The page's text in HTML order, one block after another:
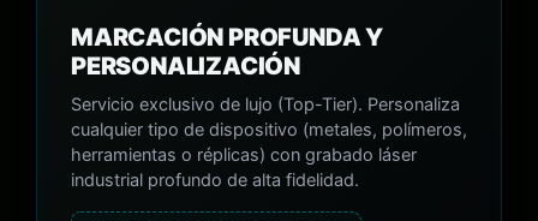
MARCACIÓN PROFUNDA Y
PERSONALIZACIÓN
Servicio exclusivo de lujo (Top-Tier). Personaliza
cualquier tipo de dispositivo (metales, polímeros,
herramientas o réplicas) con grabado láser
industrial profundo de alta fidelidad.